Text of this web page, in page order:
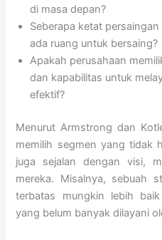
di masa depan?
Seberapa ketat
ada ruang untuk bersaing?
Apakah perusahaan
dan kapabilitas untuk
efektif?
Menurut Armstrong dan
memilih segmen yang tidak
juga sejalan dengan visi,
mereka. Misalnya, sebuah
terbatas mungkin lebih
yang belum banyak dilayani